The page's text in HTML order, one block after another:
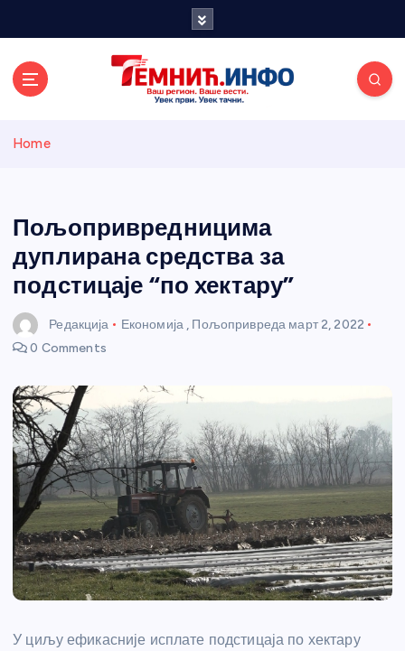
и портал
Home
Пољопривредницима
дуплирана средства за
подстицаје “по хектару”
Редакција Економија, Пољопривреда март 2, 2022
0 Comments
У циљу ефикасније исплате подстицаја по хектару